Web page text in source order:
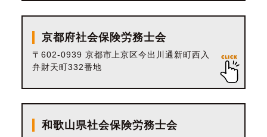
京都府社会保険労務士会
〒602-0939 京都市上京区今出川通新町西入
弁財天町332番地
和歌山県社会保険労務士会